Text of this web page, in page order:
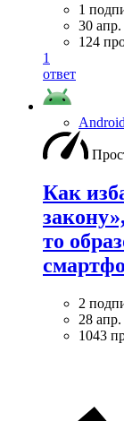
1
30 апр.
124
1
ответ
Android
Как
то
2
28 апр.
1043